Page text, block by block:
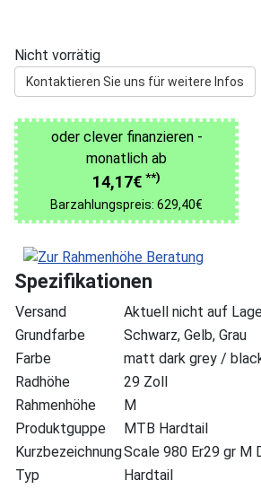
Nicht vorrätig
Kontaktieren Sie uns für weitere Infos
oder clever finanzieren -
monatlich ab
14,17€ **)
Barzahlungspreis: 629,40€
Spezifikationen
Versand
Aktuell nicht auf
Grundfarbe
Schwarz, Gelb, Grau
Farbe
matt dark grey /
Radhöhe
29 Zoll
Rahmenhöhe
M
Produktguppe
MTB Hardtail
KurzbezeichnungScale 980 Er29 gr M
Typ
Hardtail